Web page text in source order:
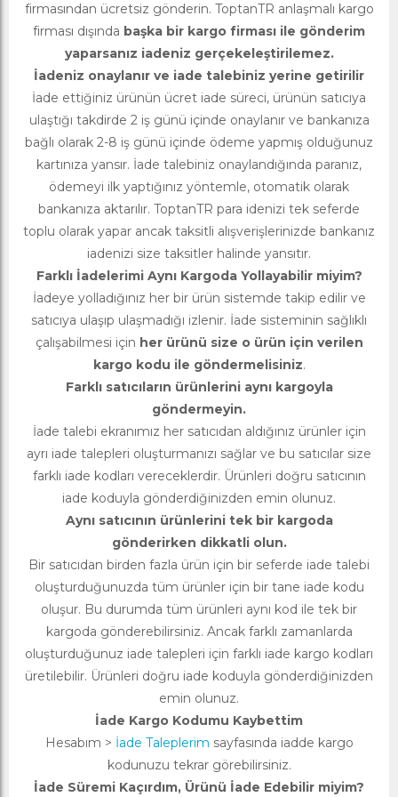
firmasından ücretsiz gönderin. ToptanTR anlaşmalı kargo
firması dışında başka bir kargo firması ile gönderim
yaparsanız iadeniz gerçekeleştirilemez.
İadeniz onaylanır ve iade talebiniz yerine getirilir
İade ettiğiniz ürünün ücret iade süreci, ürünün satıcıya
ulaştığı takdirde 2 iş günü içinde onaylanır ve bankanıza
bağlı olarak 2-8 iş günü içinde ödeme yapmış olduğunuz
kartınıza yansır. İade talebiniz onaylandığında paranız,
ödemeyi ilk yaptığınız yöntemle, otomatik olarak
bankanıza aktarılır. ToptanTR para idenizi tek seferde
toplu olarak yapar ancak taksitli alışverişlerinizde bankanız
iadenizi size taksitler halinde yansıtır.
Farklı İadelerimi Aynı Kargoda Yollayabilir miyim?
İadeye yolladığınız her bir ürün sistemde takip edilir ve
satıcıya ulaşıp ulaşmadığı izlenir. İade sisteminin sağlıklı
çalışabilmesi için her ürünü size o ürün için verilen
kargo kodu ile göndermelisiniz.
Farklı satıcıların ürünlerini aynı kargoyla
göndermeyin.
İade talebi ekranımız her satıcıdan aldığınız ürünler için
ayrı iade talepleri oluşturmanızı sağlar ve bu satıcılar size
farklı iade kodları vereceklerdir. Ürünleri doğru satıcının
iade koduyla gönderdiğinizden emin olunuz.
Aynı satıcının ürünlerini tek bir kargoda
gönderirken dikkatli olun.
Bir satıcıdan birden fazla ürün için bir seferde iade talebi
oluşturduğunuzda tüm ürünler için bir tane iade kodu
oluşur. Bu durumda tüm ürünleri aynı kod ile tek bir
kargoda gönderebilirsiniz. Ancak farklı zamanlarda
oluşturduğunuz iade talepleri için farklı iade kargo kodları
üretilebilir. Ürünleri doğru iade koduyla gönderdiğinizden
emin olunuz.
İade Kargo Kodumu Kaybettim
Hesabım > İade Taleplerim sayfasında iadde kargo
kodunuzu tekrar görebilirsiniz.
İade Süremi Kaçırdım, Ürünü İade Edebilir miyim?